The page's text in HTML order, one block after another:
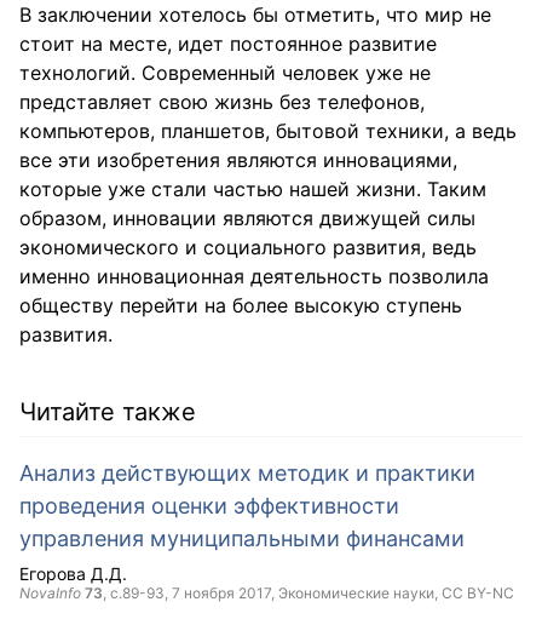
В заключении хотелось бы отметить, что мир не
стоит на месте, идет постоянное развитие
технологий. Современный человек уже не
представляет свою жизнь без телефонов,
компьютеров, планшетов, бытовой техники, а ведь
все эти изобретения являются инновациями,
которые уже стали частью нашей жизни. Таким
образом, инновации являются движущей силы
экономического и социального развития, ведь
именно инновационная деятельность позволила
обществу перейти на более высокую ступень
развития.
Читайте также
Анализ действующих методик и практики
проведения оценки эффективности
управления муниципальными финансами
Егорова Д.Д.
NovaInfo 73 , с.89-93, 7 ноября 2017 , Экономические науки, CC BY-NC